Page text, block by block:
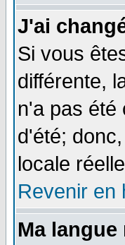
J'ai
Si vous
différente,
n'a pas été
d'été;
locale
Revenir en
Ma